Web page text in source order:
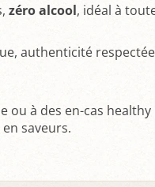
zéro alcool, idéal à
authenticité
ou à des en-cas
saveurs.